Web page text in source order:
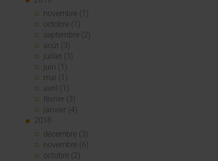
novembre (1)
octobre (1)
septembre (2)
août (3)
juillet (3)
juin (1)
mai (1)
avril (1)
février (3)
janvier (4)
2018
décembre (3)
novembre (6)
octobre (2)